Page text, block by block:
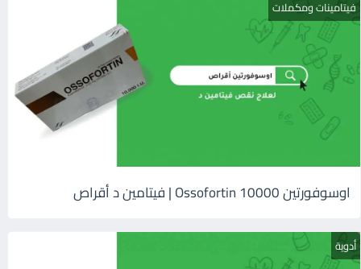
فيتامينات ومكملات
اوسوفورتين 10000 Ossofortin | فيتامين د أقراص
أدوية